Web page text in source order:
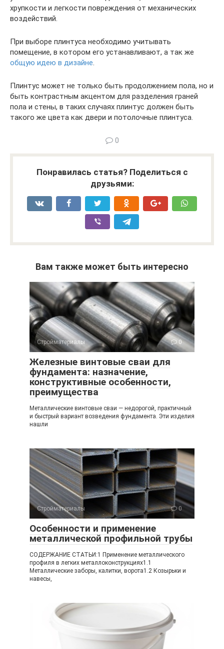
хрупкости и легкости повреждения от механических
воздействий.
При выборе плинтуса необходимо учитывать
помещение, в котором его устанавливают, а так же
общую идею в дизайне.
Плинтус может не только быть продолжением пола, но и
быть контрастным акцентом для разделения граней
пола и стены, в таких случаях плинтус должен быть
такого же цвета как двери и потолочные плинтуса.
0
Понравилась статья? Поделиться с
друзьями:
Вам также может быть интересно
Стройматериалы 0
Железные винтовые сваи для
фундамента: назначение,
конструктивные особенности,
преимущества
Металлические винтовые сваи — недорогой, практичный
и быстрый вариант возведения фундамента. Эти изделия
нашли
Стройматериалы 0
Особенности и применение
металлической профильной трубы
СОДЕРЖАНИЕ СТАТЬИ:1 Применение металлического
профиля в легких металлоконструкциях1.1
Металлические заборы, калитки, ворота1.2 Козырьки и
навесы,